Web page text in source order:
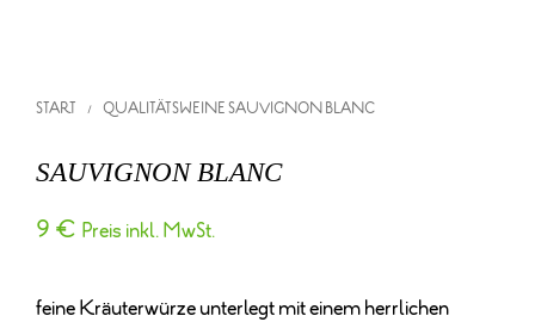
START / QUALITÄTSWEINE SAUVIGNON BLANC
SAUVIGNON BLANC
9 € Preis inkl. MwSt.
feine Kräuterwürze unterlegt mit einem herrlichen